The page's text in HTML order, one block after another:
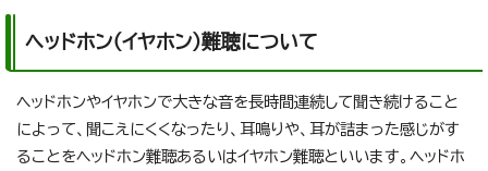
ヘッドホン（イヤホン）難聴について
ヘッドホンやイヤホンで大きな音を長時間連続して聞き続けること
によって、聞こえにくくなったり、耳鳴りや、耳が詰まった感じがす
ることをヘッドホン難聴あるいはイヤホン難聴といいます。ヘッドホ